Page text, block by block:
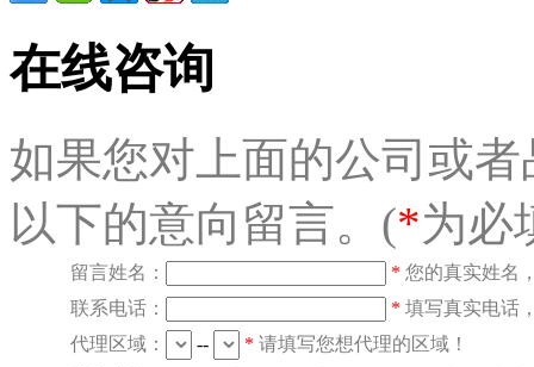
在线咨询
如果您对上面的公司或
以下的意向留言。(*为必
留言姓名： * 您的真实姓名
联系电话：
* 填写真实电话
代理区域：
-- * 请填写您想代理的区域！